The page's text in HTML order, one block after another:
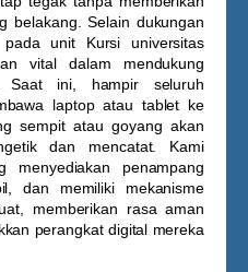
belakang. Selain dukungan
pada unit Kursi universitas
vital dalam mendukung
Saat ini, hampir seluruh
laptop atau tablet ke
sempit atau goyang akan
dan mencatat. Kami
menyediakan penampang
dan memiliki mekanisme
memberikan rasa aman
perangkat digital mereka